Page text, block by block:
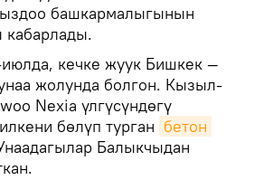
башкармалыгынын
кечке жуук Бишкек —
жолунда болгон. Кызыл-
Nexia үлгүсүндөгү
бөлүп турган бетон
Балыкчыдан